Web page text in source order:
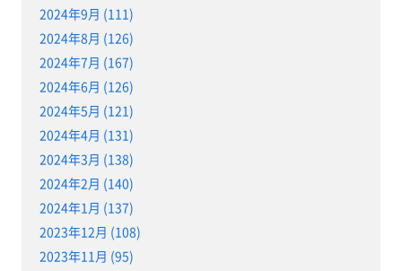
2024年9月 (111)
2024年8月 (126)
2024年7月 (167)
2024年6月 (126)
2024年5月 (121)
2024年4月 (131)
2024年3月 (138)
2024年2月 (140)
2024年1月 (137)
2023年12月 (108)
2023年11月 (95)